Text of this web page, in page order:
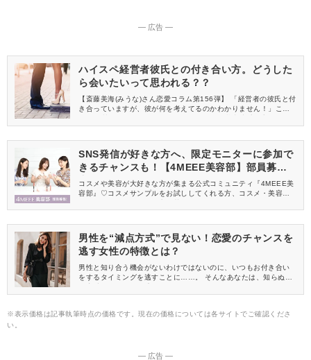
― 広告 ―
ハイスペ経営者彼氏との付き合い方。どうした
ら会いたいって思われる？？
【斎藤美海(みうな)さん恋愛コラム第156弾】 「経営者の彼氏と付
き合っていますが、彼が何を考えてるのかわかりません！」この
彼がどうやったらもっと会いたくなるのかを解説していきます！
SNS発信が好きな方へ、限定モニターに参加で
きるチャンスも！【4MEEE美容部】部員募集
中
コスメや美容が大好きな方が集まる公式コミュニティ『4MEEE美
容部』♡コスメサンプルをお試ししてくれる方、コスメ・美容情報
男性を“減点方式”で見ない！恋愛のチャンスを
逃す女性の特徴とは？
男性と知り合う機会がないわけではないのに、いつもお付き合い
をするタイミングを逃すことに……。 そんなあなたは、知らぬ間
たいない！そんな思いをしないように、いつも恋愛のチャンスを
※表示価格は記事執筆時点の価格です。現在の価格については各サイトでご確認くださ
い。
― 広告 ―